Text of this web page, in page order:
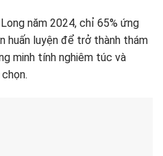
năm 2024, chỉ 65% ứng
huấn luyện để trở thành thám
minh tính nghiêm túc và